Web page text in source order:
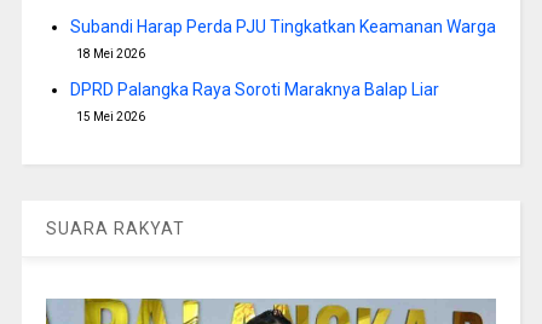
Subandi Harap Perda PJU Tingkatkan Keamanan Warga
18 Mei 2026
DPRD Palangka Raya Soroti Maraknya Balap Liar
15 Mei 2026
SUARA RAKYAT